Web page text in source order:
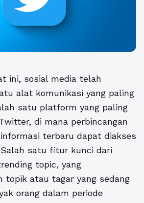
ini, sosial media telah
alat komunikasi yang paling
satu platform yang paling
di mana perbincangan
terbaru dapat diakses
satu fitur kunci dari
topic, yang
topik atau tagar yang sedang
orang dalam periode